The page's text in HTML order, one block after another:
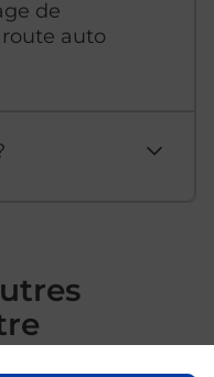
de
auto